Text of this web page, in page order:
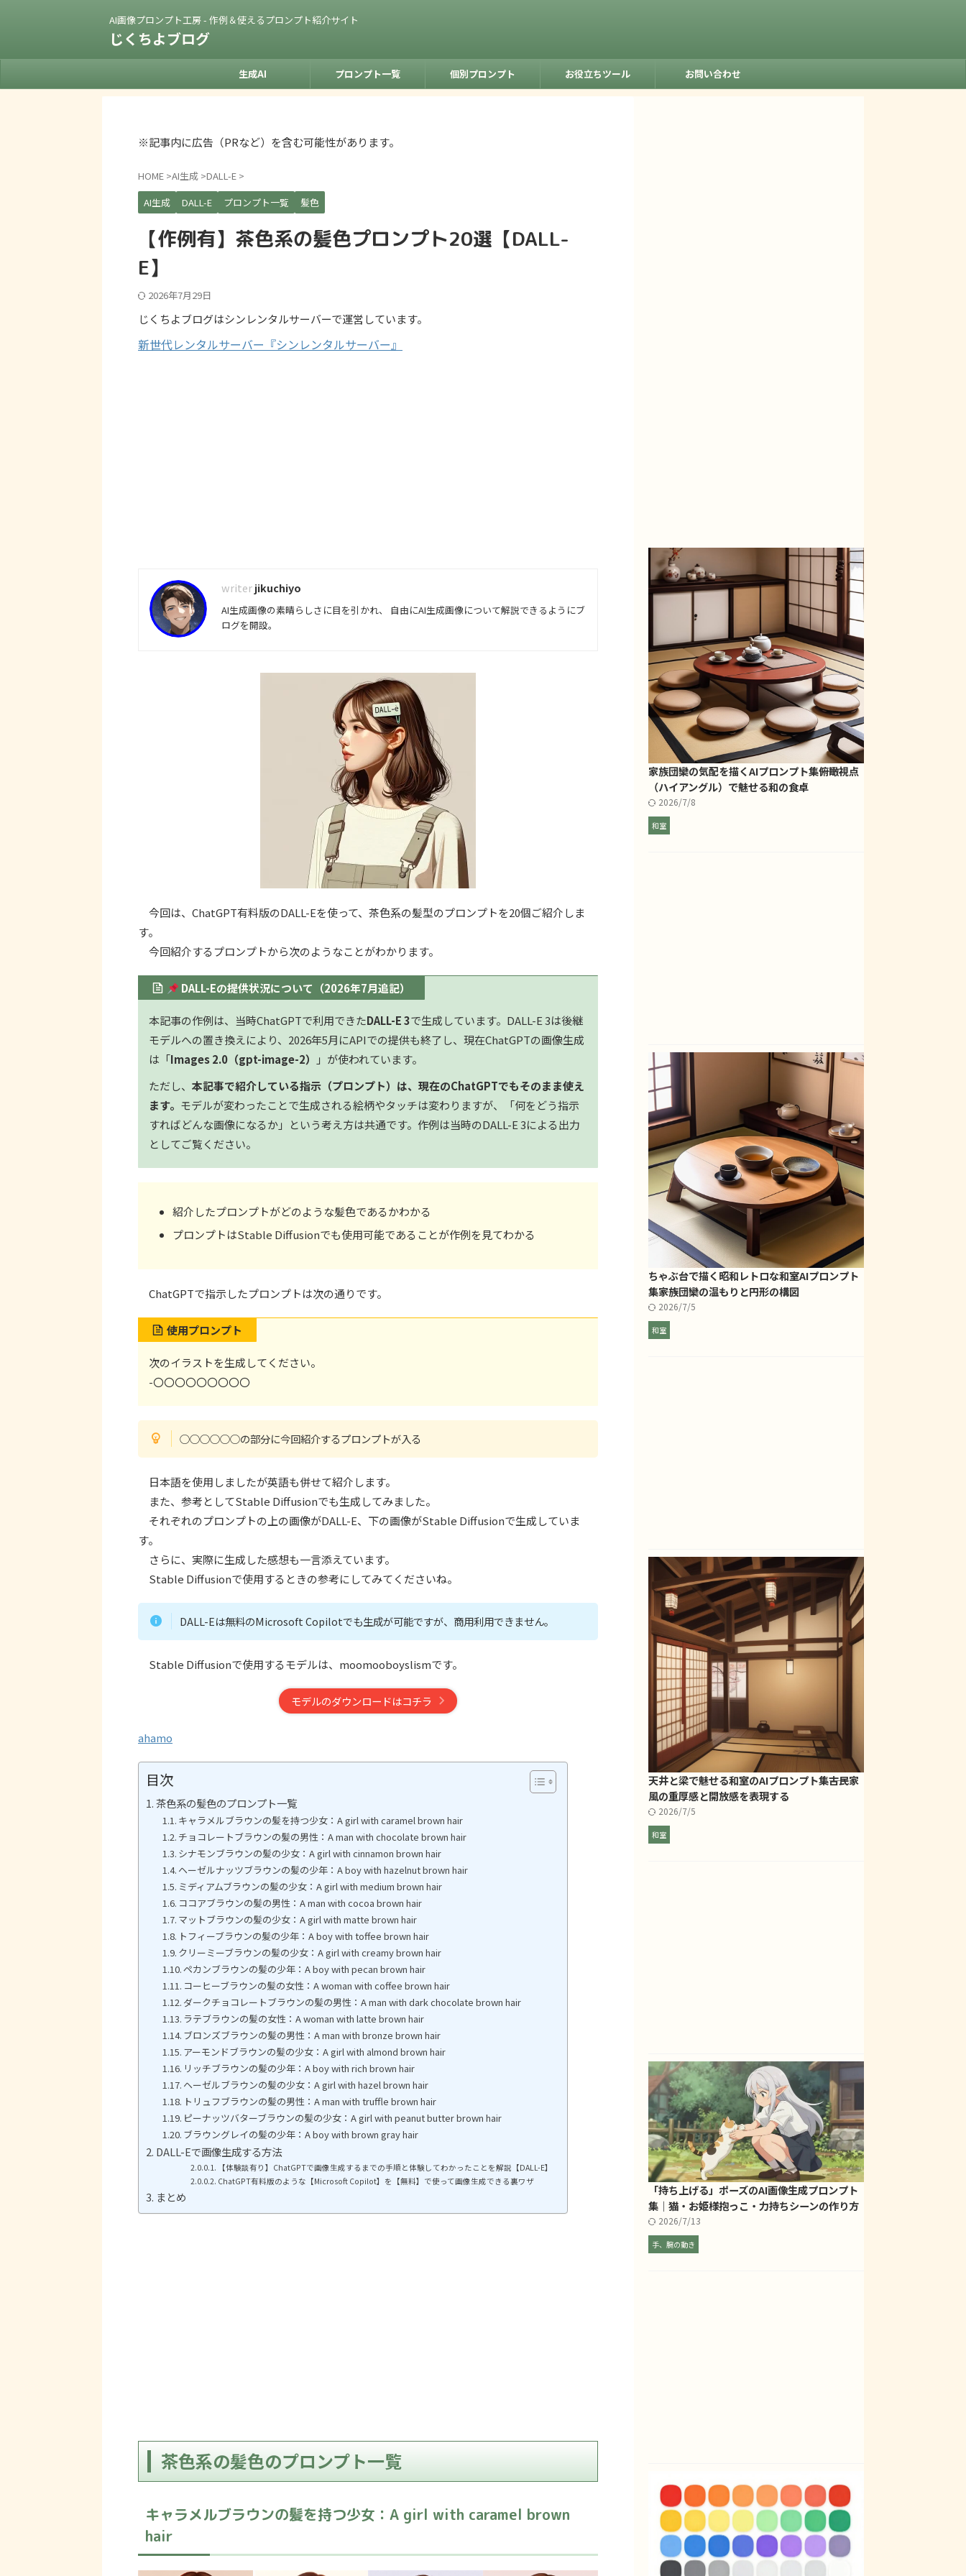
AI画像プロンプト工房 - 作例＆使えるプロンプト紹介サイト
じくちよブログ
生成AI プロンプト一覧 個別プロンプト お役立ちツール お問い合わせ
※記事内に広告（PRなど）を含む可能性があります。
HOME >AI生成 >DALL-E >
AI生成
DALL-E プロンプト一覧 髪色
【作例有】茶色系の髪色プロンプト20選【DALL-
E】
2026年7月29日
じくちよブログはシンレンタルサーバーで運営しています。
新世代レンタルサーバー『シンレンタルサーバー』
jikuchiyo
AI生成画像の素晴らしさに目を引かれ、 自由にAI生成画像について解説できるようにブ
ログを開設。
今回は、ChatGPT有料版のDALL-Eを使って、茶色系の髪型のプロンプトを20個ご紹介しま
す。
今回紹介するプロンプトから次のようなことがわかります。
DALL-Eの提供状況について（2026年7月追記）
本記事の作例は、当時ChatGPTで利用できたDALL-E 3で生成しています。DALL-E 3は後継
モデルへの置き換えにより、2026年5月にAPIでの提供も終了し、現在ChatGPTの画像生成
は「Images 2.0（gpt-image-2）
」が使われています。
ただし、 本記事で紹介している指示（プロンプト）は、現在のChatGPTでもそのまま使え
ます。 モデルが変わったことで生成される絵柄やタッチは変わりますが、「何をどう指示
すればどんな画像になるか」という考え方は共通です。作例は当時のDALL-E 3による出力
としてご覧ください。
紹介したプロンプトがどのような髪色であるかわかる
プロンプトはStable Diffusionでも使用可能であることが作例を見てわかる
ChatGPTで指示したプロンプトは次の通りです。
使用プロンプト
次のイラストを生成してください。
-〇〇〇〇〇〇〇〇〇
○○○○○○の部分に今回紹介するプロンプトが入る
日本語を使用しましたが英語も併せて紹介します。
また、参考としてStable Diffusionでも生成してみました。
それぞれのプロンプトの上の画像がDALL-E、下の画像がStable Diffusionで生成していま
す。
さらに、実際に生成した感想も一言添えています。
Stable Diffusionで使用するときの参考にしてみてくださいね。
DALL-Eは無料のMicrosoft Copilotでも生成が可能ですが、商用利用できません。
Stable Diffusionで使用するモデルは、moomooboyslismです。
モデルのダウンロードはコチラ
ahamo
目次
茶色系の髪色のプロンプト一覧
キャラメルブラウンの髪を持つ少女：A girl with caramel brown hair
チョコレートブラウンの髪の男性：A man with chocolate brown hair
シナモンブラウンの髪の少女：A girl with cinnamon brown hair
ヘーゼルナッツブラウンの髪の少年：A boy with hazelnut brown hair
ミディアムブラウンの髪の少女：A girl with medium brown hair
ココアブラウンの髪の男性：A man with cocoa brown hair
マットブラウンの髪の少女：A girl with matte brown hair
トフィーブラウンの髪の少年：A boy with toffee brown hair
クリーミーブラウンの髪の少女：A girl with creamy brown hair
ペカンブラウンの髪の少年：A boy with pecan brown hair
コーヒーブラウンの髪の女性：A woman with coffee brown hair
ダークチョコレートブラウンの髪の男性：A man with dark chocolate brown hair
ラテブラウンの髪の女性：A woman with latte brown hair
ブロンズブラウンの髪の男性：A man with bronze brown hair
アーモンドブラウンの髪の少女：A girl with almond brown hair
リッチブラウンの髪の少年：A boy with rich brown hair
ヘーゼルブラウンの髪の少女：A girl with hazel brown hair
トリュフブラウンの髪の男性：A man with truffle brown hair
ピーナッツバターブラウンの髪の少女：A girl with peanut butter brown hair
ブラウングレイの髪の少年：A boy with brown gray hair
DALL-Eで画像生成する方法
【体験談有り】ChatGPTで画像生成するまでの手順と体験してわかったことを解説【DALL-E】
ChatGPT有料版のような【Microsoft Copilot】を【無料】で使って画像生成できる裏ワザ
まとめ
茶色系の髪色のプロンプト一覧
キャラメルブラウンの髪を持つ少女：A girl with caramel brown
hair
家族団欒の気配を描くAIプロンプト集――俯瞰視点
（ハイアングル）で魅せる和の食卓
2026/7/8
和室
ちゃぶ台で描く昭和レトロな和室AIプロンプト
集――家族団欒の温もりと円形の構図
2026/7/5
和室
天井と梁で魅せる和室のAIプロンプト集――古民家
風の重厚感と開放感を表現する
2026/7/5
和室
「持ち上げる」ポーズのAI画像生成プロンプト
集｜猫・お姫様抱っこ・力持ちシーンの作り方
2026/7/13
手、腕の動き